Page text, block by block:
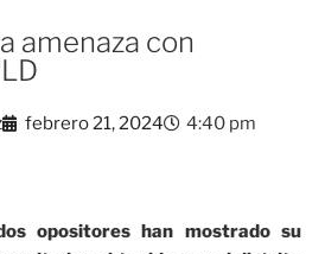
amenaza con
febrero 21, 2024 4:40 pm
opositores han mostrado su